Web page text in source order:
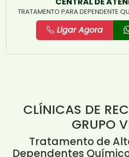
TRATAMENTO PARA DEPENDENTE
Ligar Agora
CLÍNICAS DE
GRUPO
Tratamento de
Dependentes